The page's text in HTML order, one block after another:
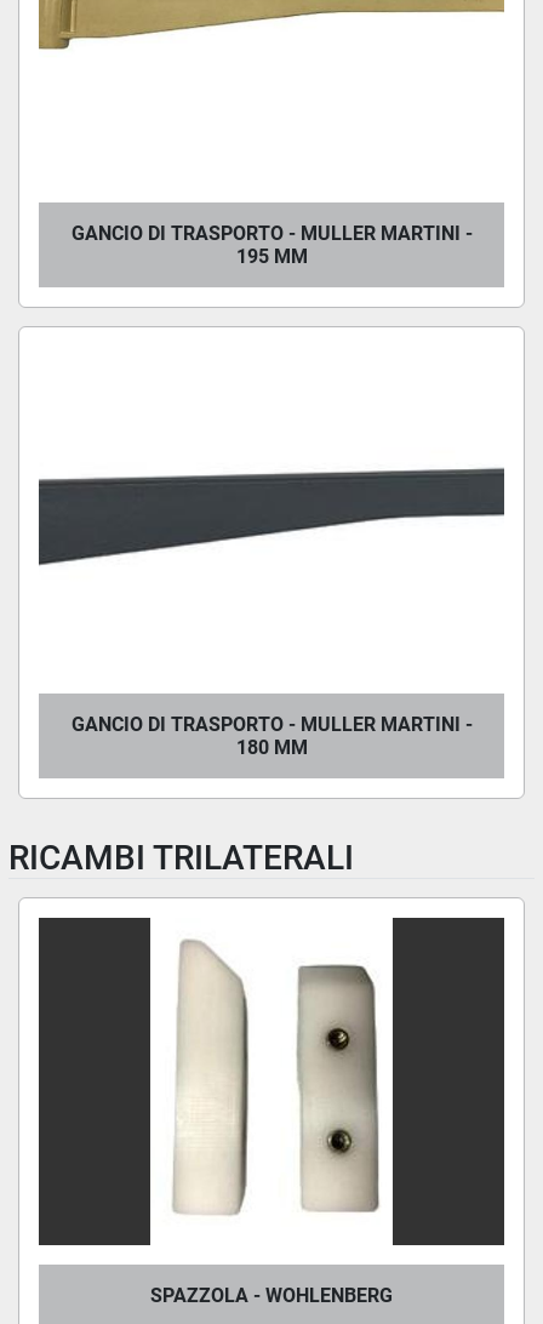
GANCIO DI TRASPORTO - MULLER MARTINI -
195 MM
GANCIO DI TRASPORTO - MULLER MARTINI -
180 MM
RICAMBI TRILATERALI
SPAZZOLA - WOHLENBERG